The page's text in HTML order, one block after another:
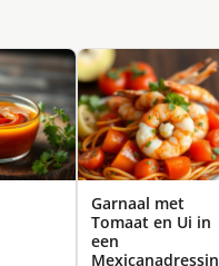
Garnaal met
Tomaat en Ui in
een